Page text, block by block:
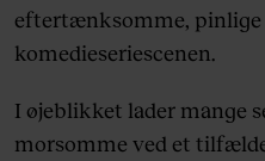
eftertænksomme, pinlige
komedieseriescenen.
I øjeblikket lader mange
morsomme ved et